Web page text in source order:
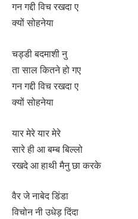
गन गद्दी विच रखदा ए
क्यों सोहनेया
चड्डी बदमाशी नु
ता साल कितने हो गए
गन गद्दी विच रखदा ए
क्यों सोहनेया
यार मेरे यार मेरे
सारे ही आ बम्ब बिल्लो
रखदे आ हाथी मैनु छा करके
वैर जे नाबेद डिंडा
विचोन नी उधेड़ दिंदा